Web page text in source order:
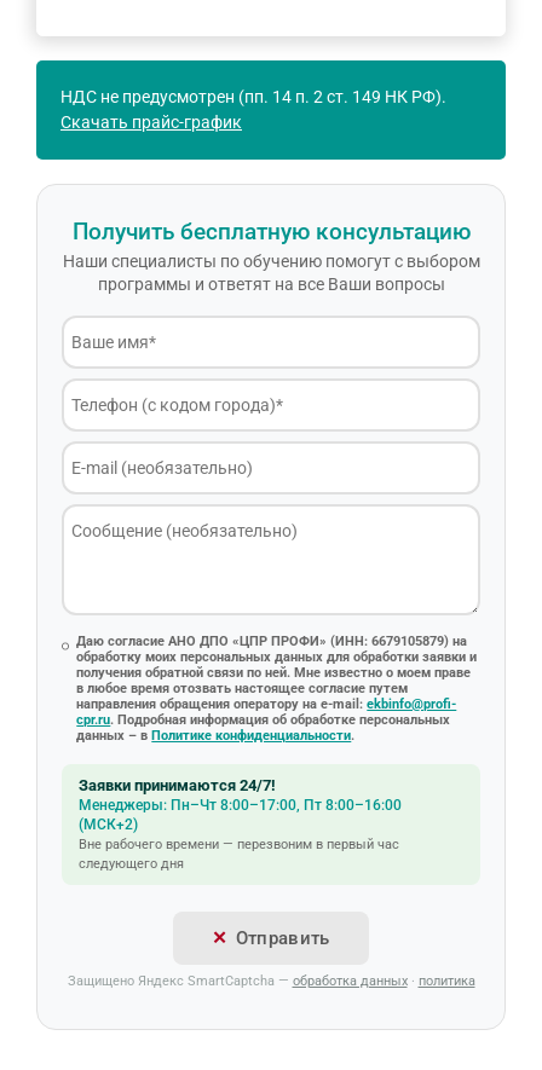
НДС не предусмотрен (пп. 14 п. 2 ст. 149 НК РФ).
Скачать прайс-график
Получить бесплатную консультацию
Наши специалисты по обучению помогут с выбором
программы и ответят на все Ваши вопросы
Даю согласие АНО ДПО «ЦПР ПРОФИ» (ИНН: 6679105879) на
обработку моих персональных данных для обработки заявки и
получения обратной связи по ней. Мне известно о моем праве
в любое время отозвать настоящее согласие путем
направления обращения оператору на e-mail:ekbinfo@profi-
cpr.ru. Подробная информация об обработке персональных
данных – в Политике конфиденциальности.
Заявки принимаются 24/7!
Менеджеры: Пн–Чт 8:00–17:00, Пт 8:00–16:00
(МСК+2)
Вне рабочего времени — перезвоним в первый час
следующего дня
Отправить
Защищено Яндекс SmartCaptcha — обработка данных· политика